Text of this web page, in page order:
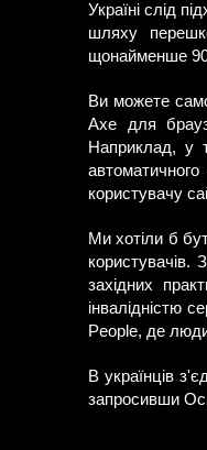
Україні слід
шляху
щонайменше
Ви можете
Axe для
Наприклад, у
користувачу
Ми хотіли б
західних
інвалідністю
People, де
В українців
запросивши